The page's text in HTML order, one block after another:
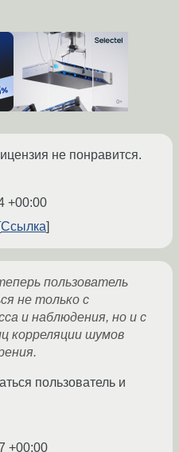
не понравится.
+00:00
Ссылка
пользователь
не только с
и наблюдения, но и с
корреляции шумов
пользователь и
+00:00